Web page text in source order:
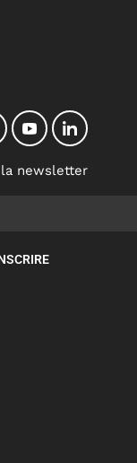
newsletter